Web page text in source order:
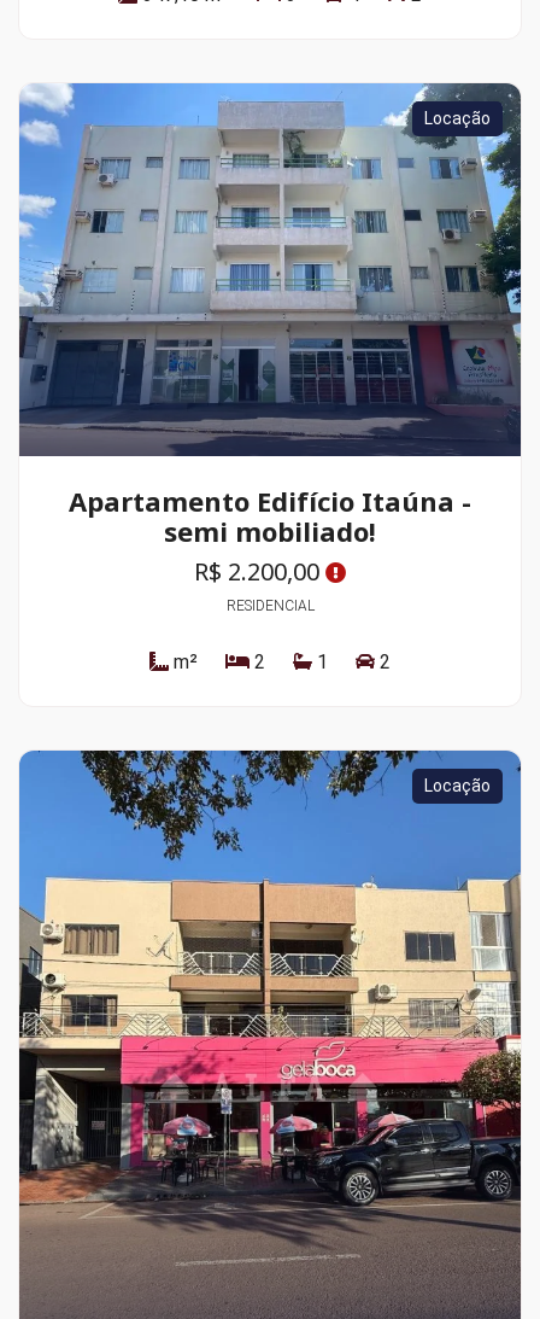
Locação
Apartamento Edifício Itaúna -
semi mobiliado!
R$ 2.200,00
RESIDENCIAL
m² 2 1 2
Locação